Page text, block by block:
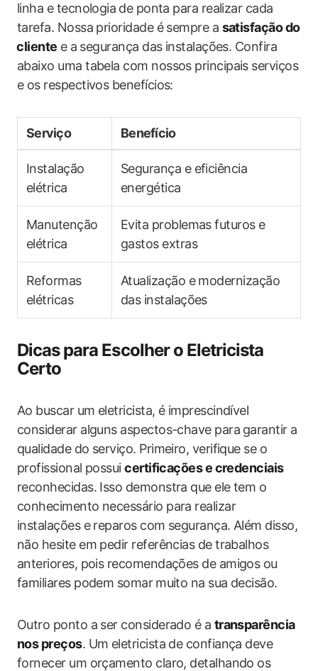
linha ‍e​ tecnologia⁤ de ponta para realizar cada
tarefa. ‍Nossa prioridade é sempre a satisfação do
⁤cliente e a ⁢segurança das instalações. Confira
abaixo uma tabela com nossos principais serviços
e os respectivos benefícios:
Serviço Benefício
Instalação
elétrica
Segurança e eficiência
energética
Manutenção ​
elétrica
Evita problemas futuros e
gastos extras
Reformas
elétricas
Atualização e modernização
das‍ instalações
Dicas para Escolher o Eletricista
Certo
Ao buscar um eletricista, é imprescindível
considerar alguns aspectos-chave para ⁤garantir a
qualidade do serviço. Primeiro, verifique se o⁣
profissional possuicertificações e credenciais‌
reconhecidas. Isso demonstra que ele ​tem o
conhecimento necessário para‌ realizar
instalações e reparos com segurança. Além disso,
não hesite​ em pedir referências de trabalhos
anteriores, pois recomendações de amigos ou
familiares‍ podem ‌somar⁢ muito na sua decisão.
Outro ponto a ser considerado é a transparência
nos preços. Um eletricista de confiança deve
‍fornecer um orçamento claro, detalhando os